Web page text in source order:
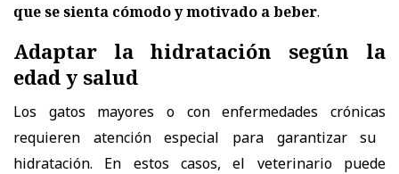
que se sienta cómodo y motivado a beber.
Adaptar la hidratación según la
edad y salud
Los gatos mayores o con enfermedades crónicas
requieren atención especial para garantizar su
hidratación. En estos casos, el veterinario puede